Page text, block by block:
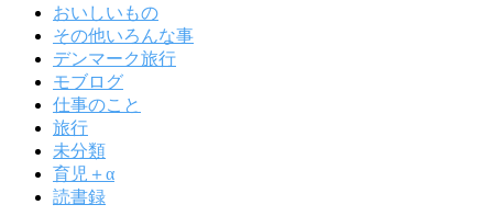
おいしいもの
その他いろんな事
デンマーク旅行
モブログ
仕事のこと
旅行
未分類
育児＋α
読書録